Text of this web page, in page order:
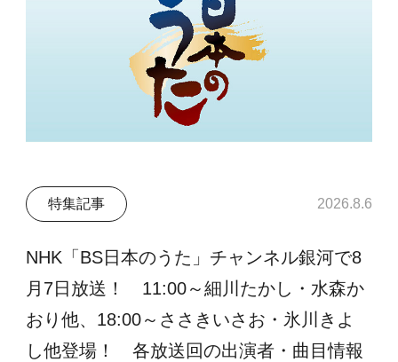
特集記事 2026.8.6
NHK「BS日本のうた」チャンネル銀河で8
月7日放送！ 11:00～細川たかし・水森か
おり他、18:00～ささきいさお・氷川きよ
し他登場！ 各放送回の出演者・曲目情報